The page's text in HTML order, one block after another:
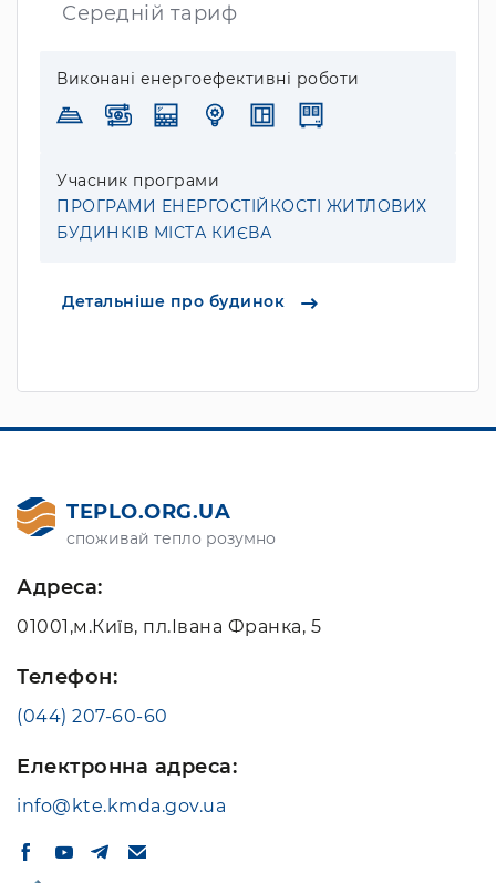
Середній тариф
Виконані енергоефективні роботи
Учасник програми
ПРОГРАМИ ЕНЕРГОСТІЙКОСТІ ЖИТЛОВИХ
БУДИНКІВ МІСТА КИЄВА
Детальніше про будинок
TEPLO.ORG.UA
споживай тепло розумно
Адреса:
01001,м.Київ, пл.Івана Франка, 5
Телефон:
(044) 207-60-60
Електронна адреса:
info@kte.kmda.gov.ua